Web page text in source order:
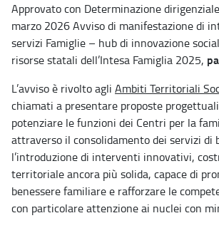
Approvato con Determinazione
marzo 2026 Avviso di manifestazione di
servizi Famiglie – hub di innovazione
risorse statali dell’Intesa Famiglia 2025,
L’avviso è rivolto agli Ambiti Territoriali
chiamati a presentare proposte
potenziare le funzioni dei Centri per la
attraverso il consolidamento dei servizi di
l’introduzione di interventi innovativi,
territoriale ancora più solida, capace di
benessere familiare e rafforzare le
con particolare attenzione ai nuclei con